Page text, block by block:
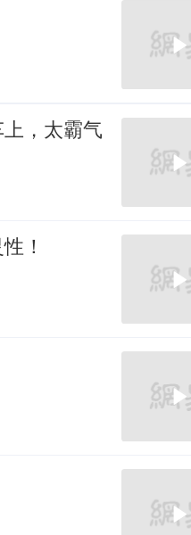
，太霸气
！